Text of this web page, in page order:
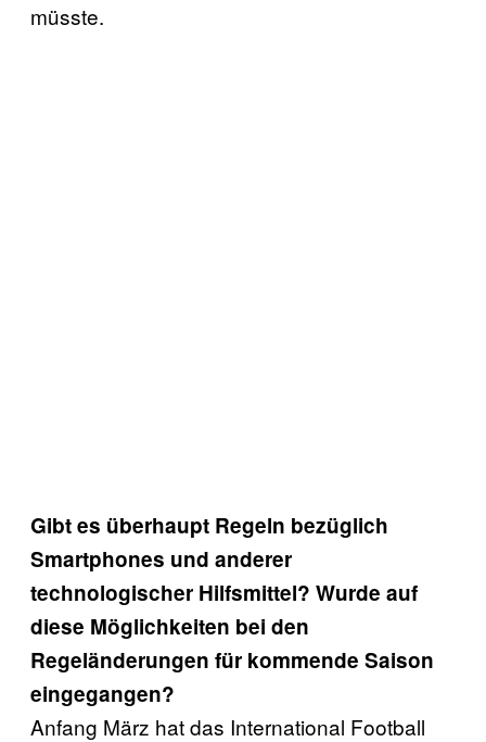
müsste.
Gibt es überhaupt Regeln bezüglich
Smartphones und anderer
technologischer Hilfsmittel? Wurde auf
diese Möglichkeiten bei den
Regeländerungen für kommende Saison
eingegangen?
Anfang März hat das International Football